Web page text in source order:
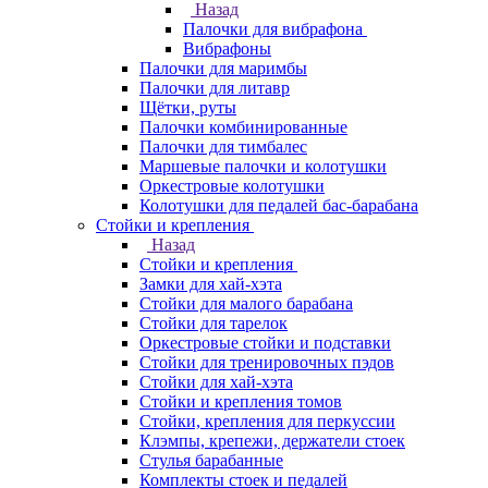
Назад
Палочки для вибрафона
Вибрафоны
Палочки для маримбы
Палочки для литавр
Щётки, руты
Палочки комбинированные
Палочки для тимбалес
Маршевые палочки и колотушки
Оркестровые колотушки
Колотушки для педалей бас-барабана
Стойки и крепления
Назад
Стойки и крепления
Замки для хай-хэта
Стойки для малого барабана
Стойки для тарелок
Оркестровые стойки и подставки
Стойки для тренировочных пэдов
Стойки для хай-хэта
Стойки и крепления томов
Стойки, крепления для перкуссии
Клэмпы, крепежи, держатели стоек
Стулья барабанные
Комплекты стоек и педалей